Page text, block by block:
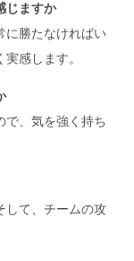
じますか
に勝たなければい
感します。
で、気を強く持ち
して、チームの攻